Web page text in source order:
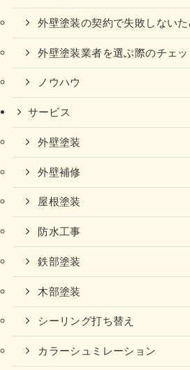
外壁塗装の契約で失敗しないた
外壁塗装業者を選ぶ際のチェッ
ノウハウ
サービス
外壁塗装
外壁補修
屋根塗装
防水工事
鉄部塗装
木部塗装
シーリング打ち替え
カラーシュミレーション